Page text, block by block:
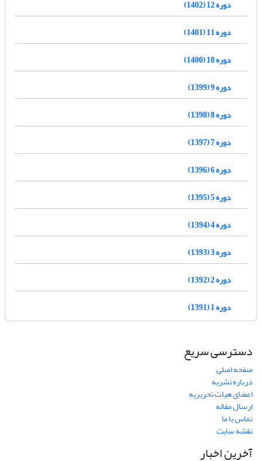
دوره 12 (1402)
دوره 11 (1401)
دوره 10 (1400)
دوره 9 (1399)
دوره 8 (1398)
دوره 7 (1397)
دوره 6 (1396)
دوره 5 (1395)
دوره 4 (1394)
دوره 3 (1393)
دوره 2 (1392)
دوره 1 (1391)
دسترسی سریع
صفحه اصلی
درباره نشریه
اعضای هیات تحریریه
ارسال مقاله
تماس با ما
نقشه سایت
آخرین اخبار